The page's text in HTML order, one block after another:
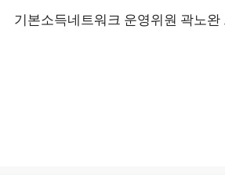
기본소득네트워크 운영위원 곽노완